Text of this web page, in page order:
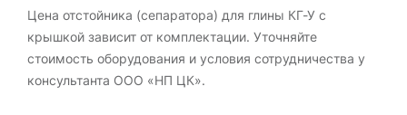
Цена отстойника (сепаратора) для глины КГ-У с
крышкой зависит от комплектации. Уточняйте
стоимость оборудования и условия сотрудничества у
консультанта ООО «НП ЦК».